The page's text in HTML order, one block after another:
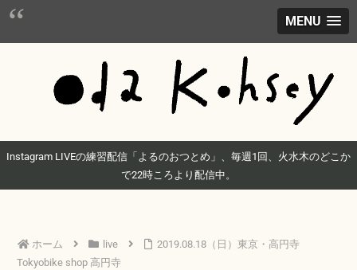
MENU
Instagram LIVEの練習配信「よるのおつとめ」、毎週1回、火水木のどこか
で22時ころより配信中。
ホーム live
2019.08.18（日）東京・高円寺
Tokyobike shop 高円寺